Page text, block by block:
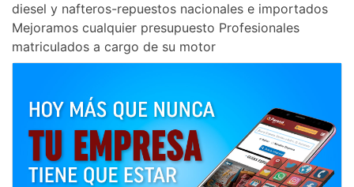
diesel y nafteros-repuestos nacionales e importados
Mejoramos cualquier presupuesto Profesionales
matriculados a cargo de su motor